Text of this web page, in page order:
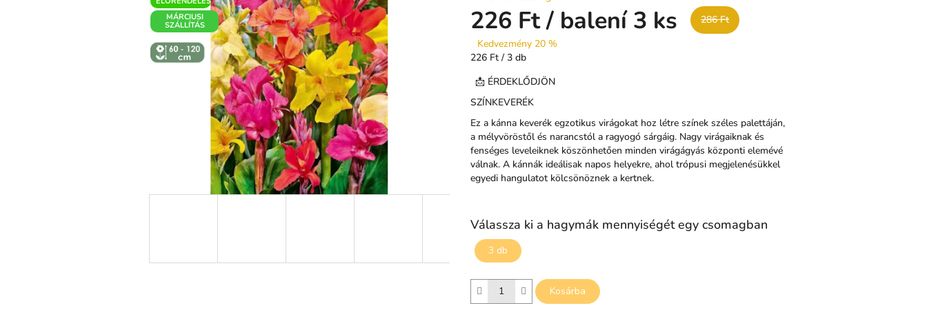
MÁRCIUSI
SZÁLLÍTÁS
↕️ VÝŠKA 60
- 120 CM
termék
átlagos
értékelése
5-
ből
0,0
226 Ft/ balení 3 ks
286 Ft
Kedvezmény 20 %
Egységár:
226 Ft / 3 db
📩 ÉRDEKLŐDJÖN
SZÍNKEVERÉK
Ez a kánna keverék egzotikus virágokat hoz létre színek széles palettáján,
a mélyvöröstől és narancstól a ragyogó sárgáig. Nagy virágaiknak és
fenséges leveleiknek köszönhetően minden virágágyás központi elemévé
válnak. A kánnák ideálisak napos helyekre, ahol trópusi megjelenésükkel
egyedi hangulatot kölcsönöznek a kertnek.
Válassza ki a hagymák mennyiségét egy csomagban
3 db
Kosárba